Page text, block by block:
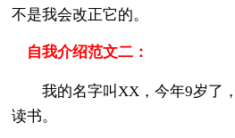
不是我会改正它的。
自我介绍范文二：
我的名字叫XX，今年9岁了
读书。